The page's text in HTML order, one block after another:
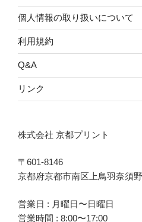
個人情報の取り扱いについて
利用規約
Q&A
リンク
株式会社 京都プリント
〒601-8146
京都府京都市南区上鳥羽奈須
営業日 : 月曜日〜日曜日
営業時間 : 8:00〜17:00